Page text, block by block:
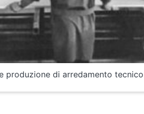
produzione di arredamento